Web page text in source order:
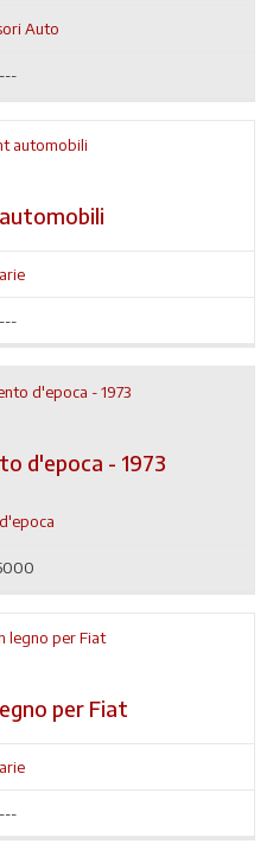
Auto
---
---
d'epoca - 1973
per Fiat
---